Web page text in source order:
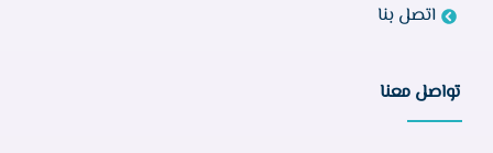
اتصل بنا
تواصل معنا